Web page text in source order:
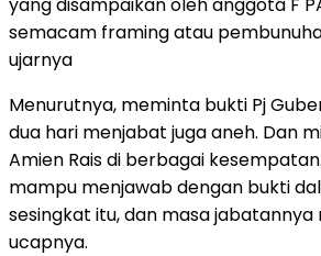
semacam framing atau
ujarnya
Menurutnya, meminta bukti Pj
dua hari menjabat juga aneh. Dan
Amien Rais di berbagai
mampu menjawab dengan bukti
sesingkat itu, dan masa jabatannya
ucapnya.